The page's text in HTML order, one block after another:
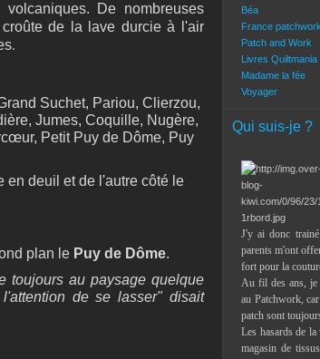
De nombreuses
de la lave durcie à l'air
.
Suchet, Pariou, Clierzou,
Jumes, Coquille, Nugère,
Petit Puy de Dôme, Puy
en deuil et de l'autre côté le
plan le Puy de Dôme.
toujours au paysage quelque
de se lasser" disait
Béa
France patchwork
Patch and Work
Livres Quiltmania
Madame la fée
Voyager
Qui suis-je ?
J'y ai donc
parents m'ont
fort pour la
Au fil des ans, je
au Patchwork,
patch sont
Les hasards de
magasin de